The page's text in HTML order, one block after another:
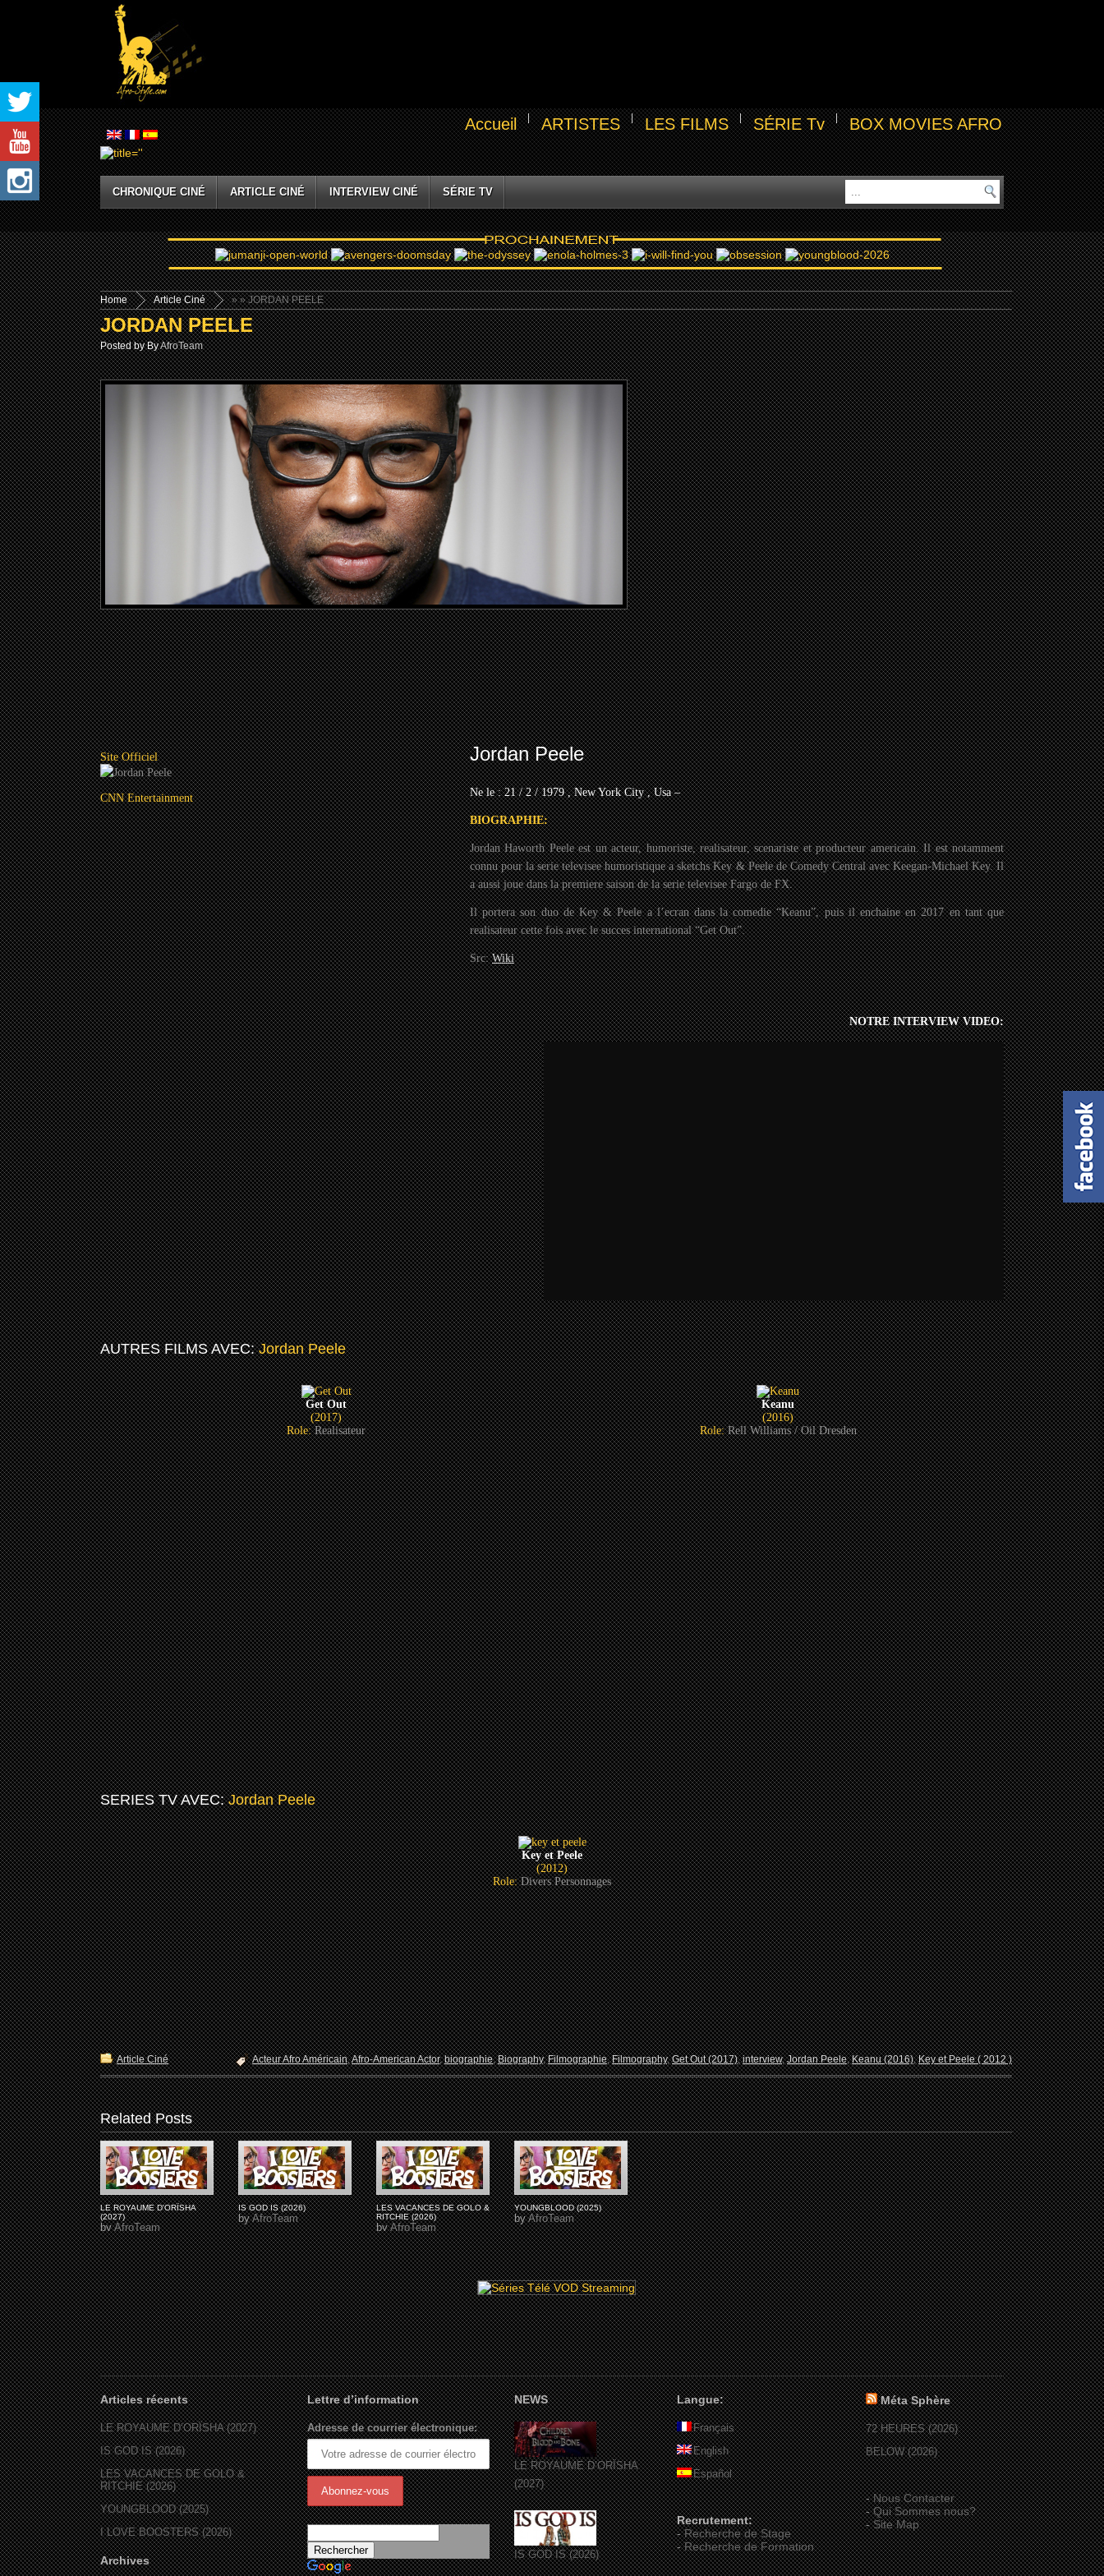
Accueil ARTISTES LES FILMS SÉRIE Tv BOX MOVIES AFRO
CHRONIQUE CINÉ ARTICLE CINÉ INTERVIEW CINÉ SÉRIE TV
Home »
Article Ciné » JORDAN PEELE
JORDAN PEELE
Posted by ByAfroTeam
Site Officiel
CNN Entertainment
Jordan Peele
Ne le : 21 / 2 / 1979 , New York City , Usa –
BIOGRAPHIE:
Jordan Haworth Peele est un acteur, humoriste, realisateur, scenariste et producteur americain. Il est notamment
connu pour la serie televisee humoristique a sketchs Key & Peele de Comedy Central avec Keegan-Michael Key. Il
a aussi joue dans la premiere saison de la serie televisee Fargo de FX.
Il portera son duo de Key & Peele a l’ecran dans la comedie “Keanu”, puis il enchaine en 2017 en tant que
realisateur cette fois avec le succes international “Get Out”.
Src:Wiki
NOTRE INTERVIEW VIDEO:
AUTRES FILMS AVEC:Jordan Peele
Get Out
(2017)
Role:Realisateur
Keanu
(2016)
Role:Rell Williams / Oil Dresden
SERIES TV AVEC:Jordan Peele
Key et Peele
(2012)
Role:Divers Personnages
Article Ciné Acteur Afro Américain,Afro-American Actor,biographie,Biography,Filmographie,Filmography,Get Out (2017),interview,Jordan Peele,Keanu (2016),Key et Peele ( 2012 )
Related Posts
LE ROYAUME D'ORÏSHA
(2027)
byAfroTeam
IS GOD IS (2026)
byAfroTeam
LES VACANCES DE GOLO &
RITCHIE (2026)
byAfroTeam
YOUNGBLOOD (2025)
byAfroTeam
Articles récents
LE ROYAUME D’ORÏSHA (2027)
IS GOD IS (2026)
LES VACANCES DE GOLO &
RITCHIE (2026)
YOUNGBLOOD (2025)
I LOVE BOOSTERS (2026)
Archives
Lettre d’information
Adresse de courrier électronique:
NEWS
LE ROYAUME D’ORÏSHA
(2027)
IS GOD IS (2026)
Langue:
Français
English
Español
Recrutement:
-Recherche de Stage
-Recherche de Formation
Méta Sphère
72 HEURES (2026)
BELOW (2026)
-Nous Contacter
-Qui Sommes nous?
-Site Map